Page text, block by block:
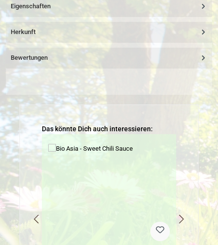
Eigenschaften
Herkunft
Bewertungen
Produktgalerie überspringen
Das könnte Dich auch interessieren: